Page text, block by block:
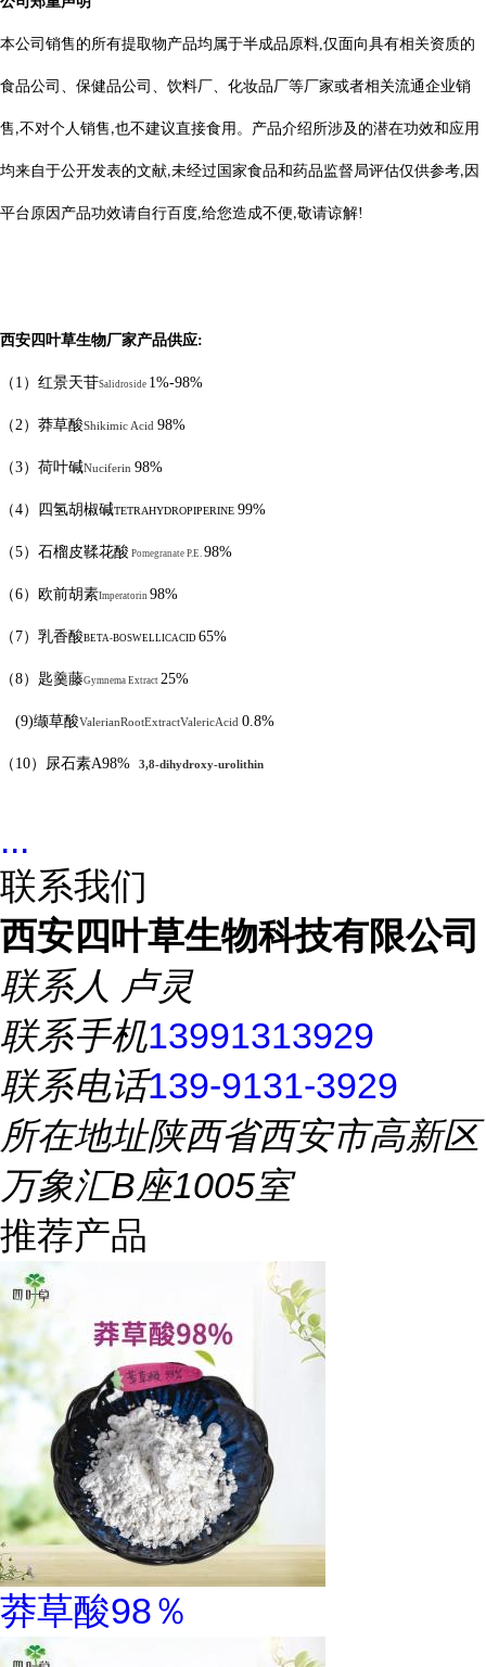
本公司销售的所有提取物产品均属于半成品原料,仅面向具有相关资质的
食品公司、保健品公司、饮料厂、化妆品厂等厂家或者相关流通企业销
售,不对个人销售,也不建议直接食用。产品介绍所涉及的潜在功效和应用
均来自于公开发表的文献,未经过国家食品和药品监督局评估仅供参考, 因
平台原因产品功效请自行百度,给您造成不便,敬请谅解!
西安四叶草生物厂家产品供应:
（ 1 ）红景天苷Salidroside 1%-98%
（2）莽草酸Shikimic Acid 98%
（3）荷叶碱Nuciferin 98%
（4）四氢胡椒碱TETRAHYDROPIPERINE 99%
（5）石榴皮鞣花酸 Pomegranate P.E. 98%
（6）欧前胡素Imperatorin 98%
（ 7）乳香酸BETA-BOSWELLICACID 65%
（8）匙羹藤Gymnema Extract 25%
(9)缬草酸ValerianRootExtractValericAcid 0.8%
（ 10）尿石素A98% 3,8-dihydroxy-urolithin
...
联系我们
西安四叶草生物科技有限公司
联系人 卢灵
联系手机13991313929
联系电话139-9131-3929
所在地址陕西省西安市高新区
万象汇B座1005室
推荐产品
莽草酸98％